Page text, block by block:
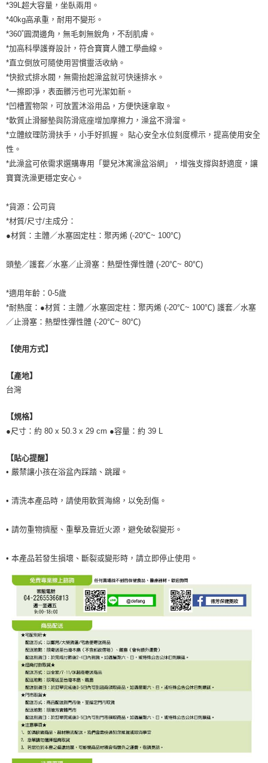
*39L超大容量，坐臥兩用。
*40kg高承重，耐用不變形。
*360˚圓潤邊角，無毛刺無銳角，不刮肌膚。
*加高科學護脊設計，符合寶寶人體工學曲線。
*直立倒放可隨使用習慣靈活收納。
*快掀式排水閥，無需抬起澡盆就可快速排水。
*一擦即淨，表面髒污也可光潔如新。
*凹槽置物架，可放置沐浴用品，方便快速拿取。
*軟質止滑腳墊與防滑底座增加摩擦力，澡盆不滑溜。
*立體紋理防滑扶手，小手好抓握。 貼心安全水位刻度標示，提高使用安全
性。
*此澡盆可依需求選購專用「嬰兒沐寓澡盆浴網」，增強支撐與舒適度，讓
寶寶洗澡更穩定安心。
*貨源：公司貨
*材質/尺寸/主成分：
●材質：主體／水塞固定柱：聚丙烯 (-20℃~ 100℃)
頭墊／護套／水塞／止滑塞：熱塑性彈性體 (-20℃~ 80℃)
*適用年齡：0-5歲
*耐熱度：●材質：主體／水塞固定柱：聚丙烯 (-20℃~ 100℃) 護套／水塞
／止滑塞：熱塑性彈性體 (-20℃~ 80℃)
【使用方式】
【產地】
台灣
【規格】
●尺寸：約 80 x 50.3 x 29 cm ●容量：約 39 L
【貼心提醒】
• 嚴禁讓小孩在浴盆內踩踏、跳躍。
• 清洗本產品時，請使用軟質海綿，以免刮傷。
• 請勿重物擠壓、重擊及靠近火源，避免破裂變形。
• 本產品若發生損壞、斷裂或變形時，請立即停止使用。